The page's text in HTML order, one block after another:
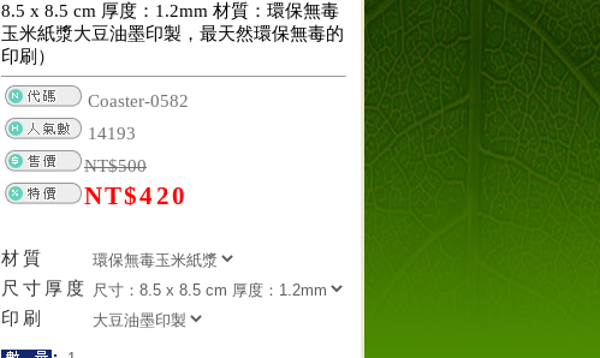
8.5 x 8.5 cm 厚度：1.2mm 材質：環保無毒
玉米紙漿大豆油墨印製，最天然環保無毒的
印刷）
Coaster-0582
14193
NT$500
NT$420
材質
尺寸厚度
印刷